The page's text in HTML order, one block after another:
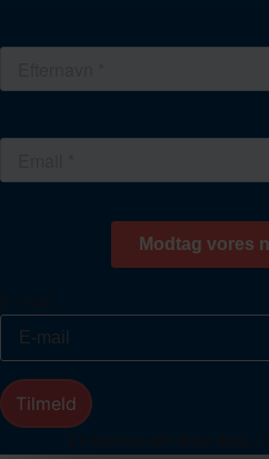
Tilmeld